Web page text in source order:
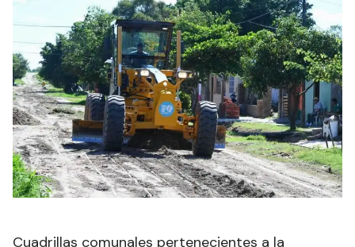
Cuadrillas comunales pertenecientes a la